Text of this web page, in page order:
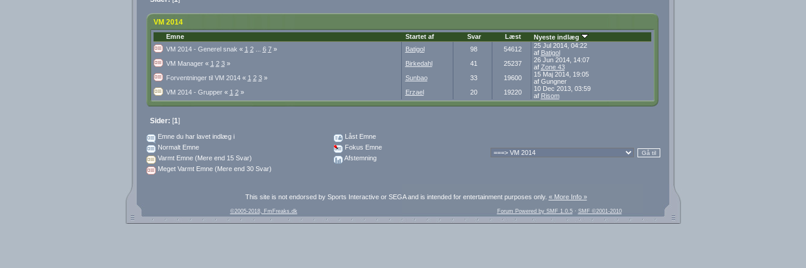
VM 2014
Emne Startet af Svar Læst
Nyeste indlæg
VM 2014 - Generel snak « 1 2... 6 7» Batigol 98 54612
25 Jul 2014, 04:22
af Batigol
VM Manager « 1 2 3» Birkedahl 41 25237
26 Jun 2014, 14:07
af Zone 43
Forventninger til VM 2014 « 1 2 3» Sunbao 33 19600
15 Maj 2014, 19:05
af Gungner
VM 2014 - Grupper « 1 2» Erzael 20 19220
10 Dec 2013, 03:59
af Risom
Sider: [1]
Emne du har lavet indlæg i
Normalt Emne
Varmt Emne (Mere end 15 Svar)
Meget Varmt Emne (Mere end 30 Svar)
Låst Emne
Fokus Emne
Afstemning
This site is not endorsed by Sports Interactive or SEGA and is intended for entertainment purposes only. « More Info »
©2005-2018, FmFreaks.dk Forum Powered by SMF 1.0.5· SMF ©2001-2010